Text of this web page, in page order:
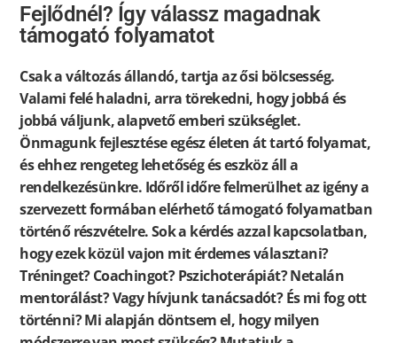
Fejlődnél? Így válassz magadnak
támogató folyamatot
Csak a változás állandó, tartja az ősi bölcsesség.
Valami felé haladni, arra törekedni, hogy jobbá és
jobbá váljunk, alapvető emberi szükséglet.
Önmagunk fejlesztése egész életen át tartó folyamat,
és ehhez rengeteg lehetőség és eszköz áll a
rendelkezésünkre. Időről időre felmerülhet az igény a
szervezett formában elérhető támogató folyamatban
történő részvételre. Sok a kérdés azzal kapcsolatban,
hogy ezek közül vajon mit érdemes választani?
Tréninget? Coachingot? Pszichoterápiát? Netalán
mentorálást? Vagy hívjunk tanácsadót? És mi fog ott
történni? Mi alapján döntsem el, hogy milyen